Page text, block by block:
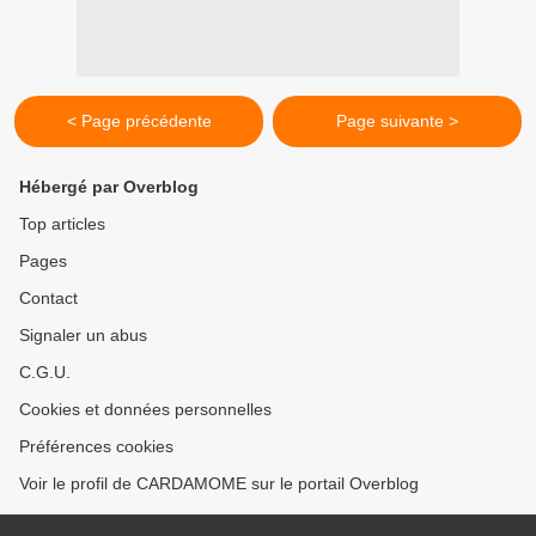
< Page précédente Page suivante >
Hébergé par Overblog
Top articles
Pages
Contact
Signaler un abus
C.G.U.
Cookies et données personnelles
Préférences cookies
Voir le profil de CARDAMOME sur le portail Overblog